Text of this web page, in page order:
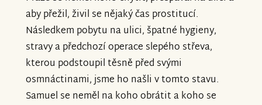
aby přežil, živil se nějaký čas prostitucí.
Následkem pobytu na ulici, špatné hygieny,
stravy a předchozí operace slepého střeva,
kterou podstoupil těsně před svými
osmnáctinami, jsme ho našli v tomto stavu.
Samuel se neměl na koho obrátit a koho se